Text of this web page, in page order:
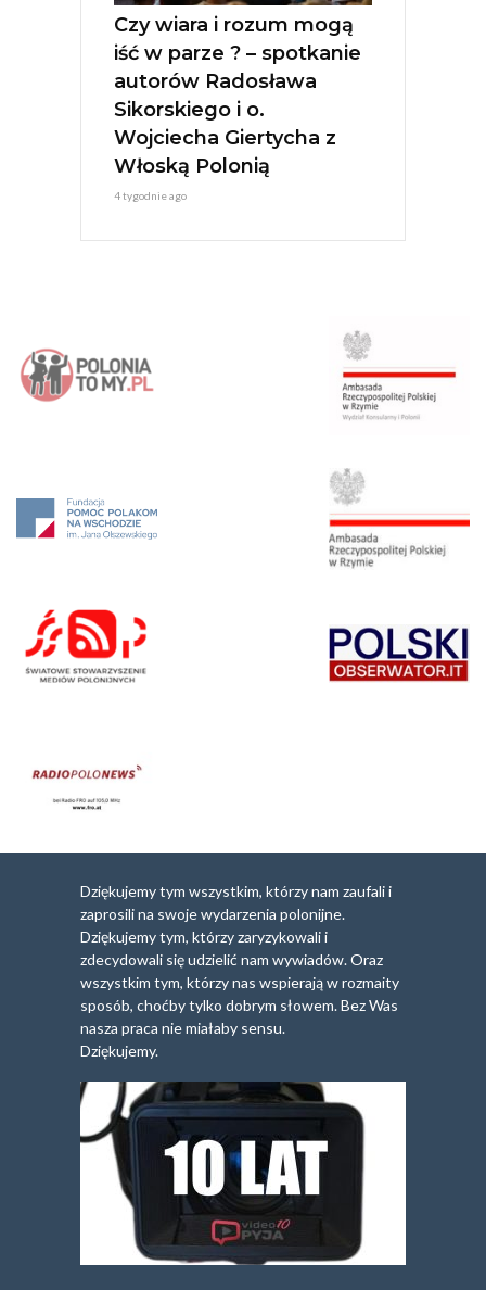
Czy wiara i rozum mogą
iść w parze ? – spotkanie
autorów Radosława
Sikorskiego i o.
Wojciecha Giertycha z
Włoską Polonią
4 tygodnie ago
Dziękujemy tym wszystkim, którzy nam zaufali i
zaprosili na swoje wydarzenia polonijne.
Dziękujemy tym, którzy zaryzykowali i
zdecydowali się udzielić nam wywiadów. Oraz
wszystkim tym, którzy nas wspierają w rozmaity
sposób, choćby tylko dobrym słowem. Bez Was
nasza praca nie miałaby sensu.
Dziękujemy.